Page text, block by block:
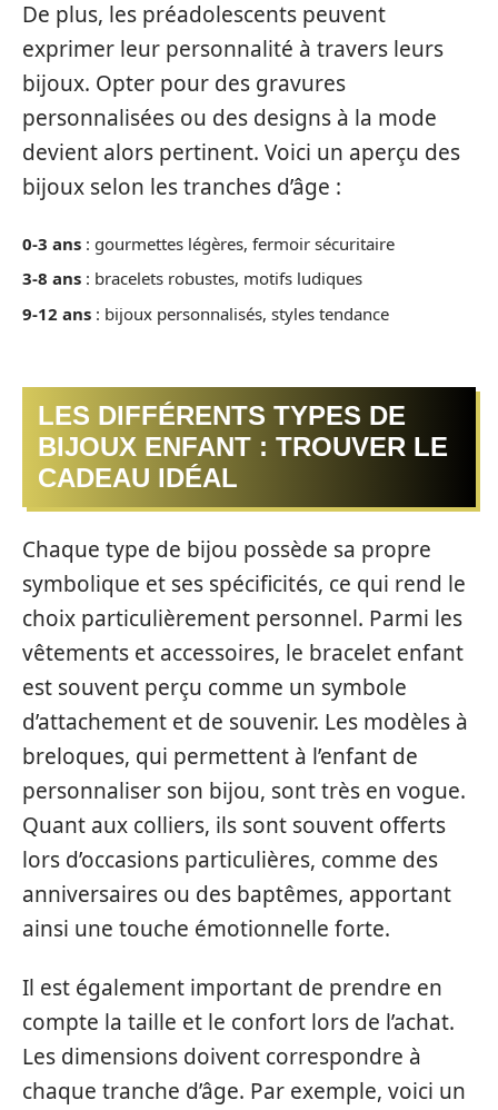
De plus, les préadolescents peuvent
exprimer leur personnalité à travers leurs
bijoux. Opter pour des gravures
personnalisées ou des designs à la mode
devient alors pertinent. Voici un aperçu des
bijoux selon les tranches d’âge :
0-3 ans : gourmettes légères, fermoir sécuritaire
3-8 ans : bracelets robustes, motifs ludiques
9-12 ans : bijoux personnalisés, styles tendance
LES DIFFÉRENTS TYPES DE
BIJOUX ENFANT : TROUVER LE
CADEAU IDÉAL
Chaque type de bijou possède sa propre
symbolique et ses spécificités, ce qui rend le
choix particulièrement personnel. Parmi les
vêtements et accessoires, le bracelet enfant
est souvent perçu comme un symbole
d’attachement et de souvenir. Les modèles à
breloques, qui permettent à l’enfant de
personnaliser son bijou, sont très en vogue.
Quant aux colliers, ils sont souvent offerts
lors d’occasions particulières, comme des
anniversaires ou des baptêmes, apportant
ainsi une touche émotionnelle forte.
Il est également important de prendre en
compte la taille et le confort lors de l’achat.
Les dimensions doivent correspondre à
chaque tranche d’âge. Par exemple, voici un